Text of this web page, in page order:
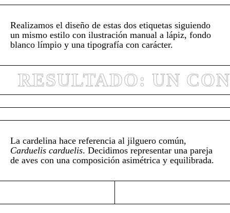
Realizamos el diseño de estas dos etiquetas siguiendo
un mismo estilo con ilustración manual a lápiz, fondo
blanco límpio y una tipografía con carácter.
RESULTADO: UN
La cardelina hace referencia al jilguero común,
Carduelis carduelis. Decidimos representar una pareja
de aves con una composición asimétrica y equilibrada.